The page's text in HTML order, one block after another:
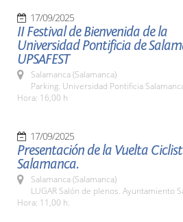
17/09/2025
II Festival de Bienvenida de la
Universidad Pontificia de
UPSAFEST
Salamanca (Salamanca)
Parking. Universidad Pontificia
Hora: 16,00 h
17/09/2025
Presentación de la Vuelta
Salamanca.
Salamanca (Salamanca)
LUGAR Salón de plenos. Ayuntamiento
Hora: 11,00 h.